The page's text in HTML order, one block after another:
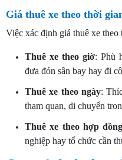
Giá thuê xe theo thời
Việc xác định giá thuê xe
Thuê xe theo giờ: Phù
đưa đón sân bay hay đi
Thuê xe theo ngày:
tham quan, di chuyển
Thuê xe theo hợp
nghiệp hay tổ chức cần